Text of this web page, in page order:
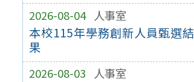
2026-08-04 人事室
本校115年學務創新人員甄選結
果
2026-08-03 人事室